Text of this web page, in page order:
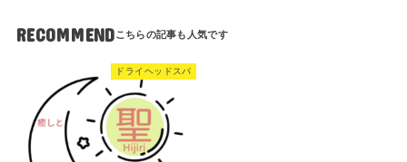
RECOMMEND
ドライヘッドスパ